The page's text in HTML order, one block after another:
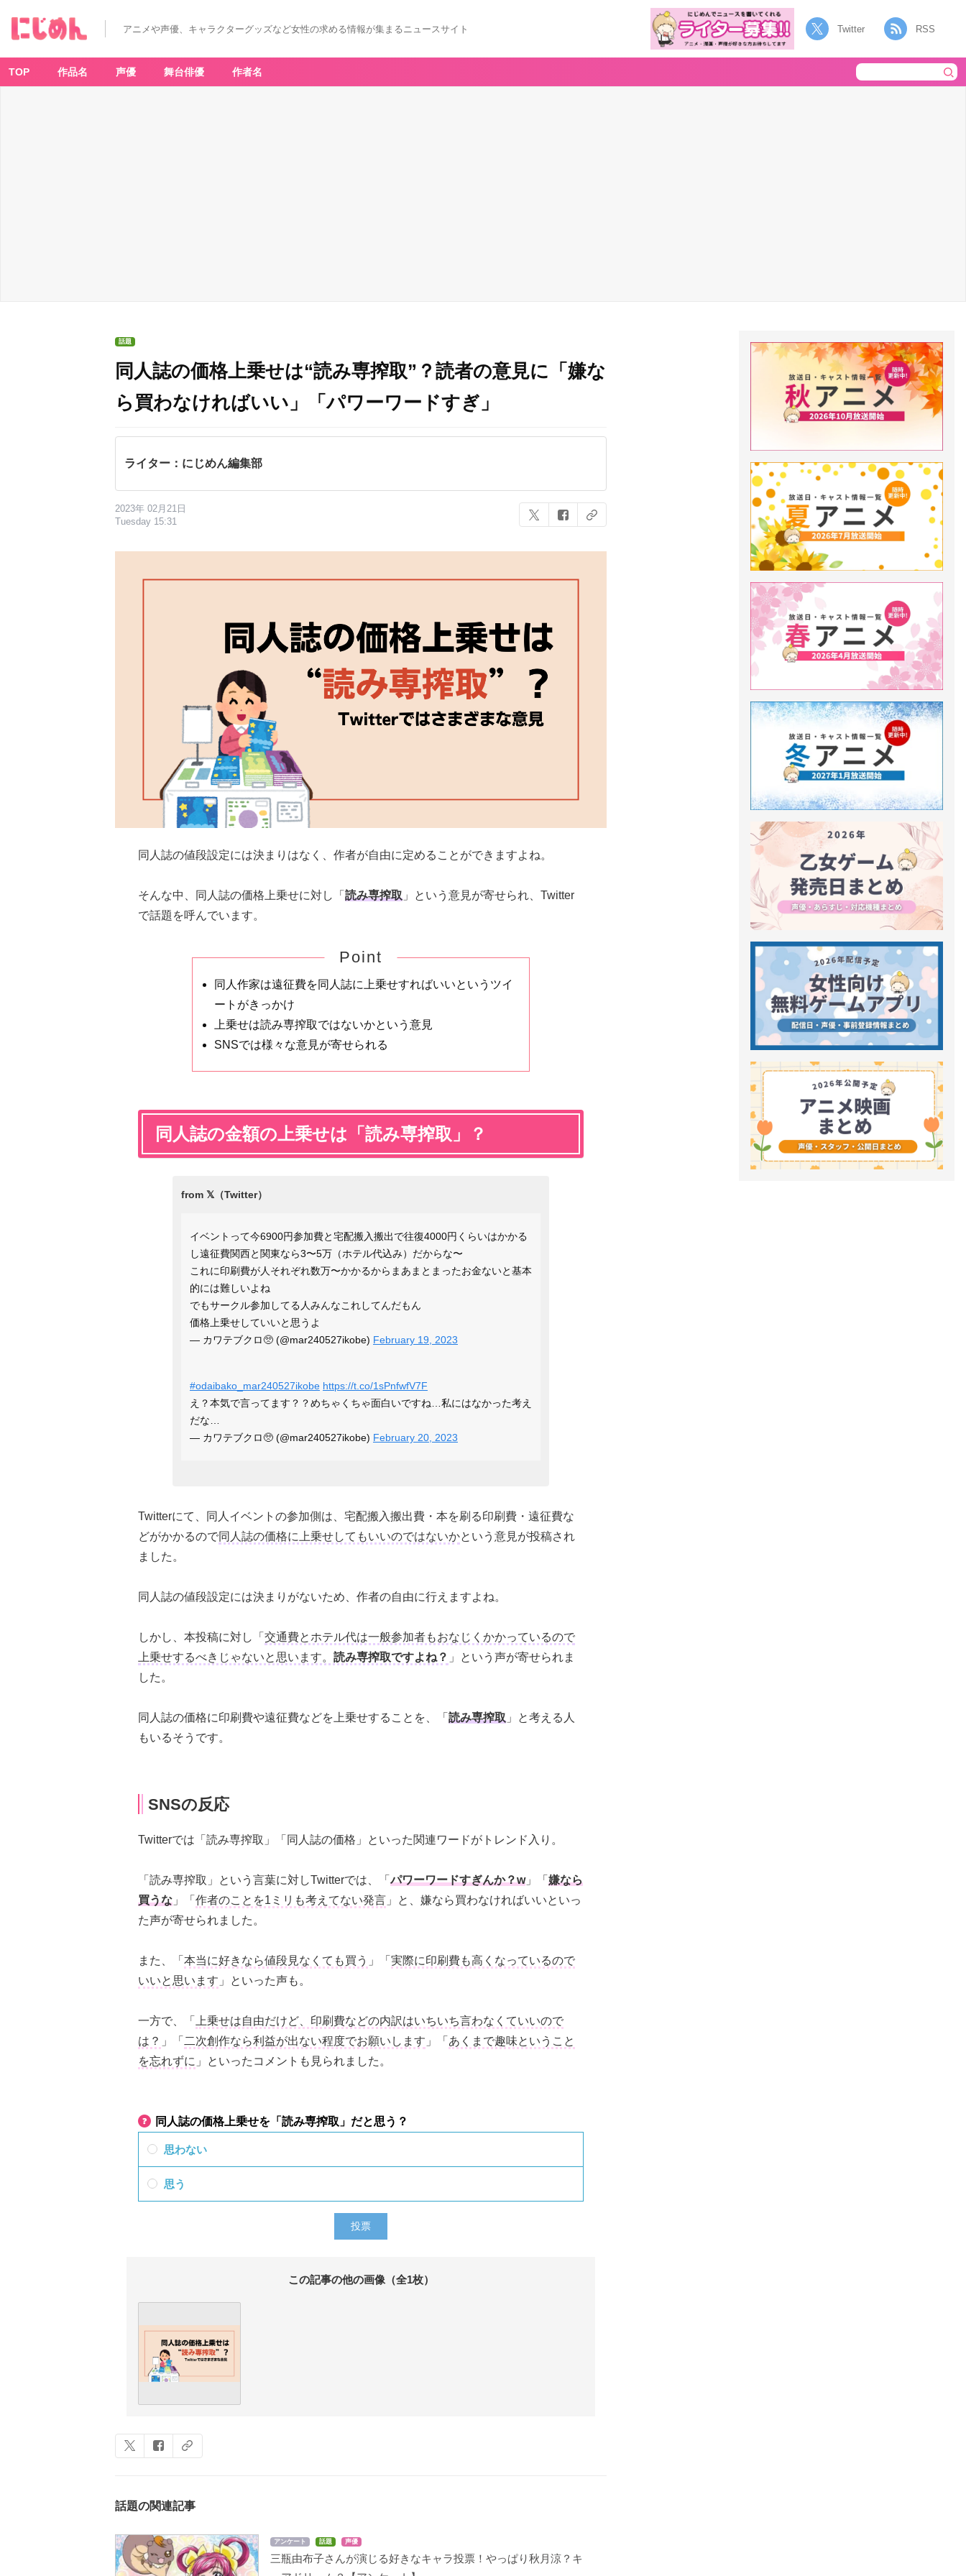
アニメや声優、キャラクターグッズなど女性の求める情報が集まるニュースサイト Twitter RSS
TOP 作品名 声優 舞台俳優 作者名
話題
同人誌の価格上乗せは“読み専搾取”？読者の意見に「嫌な
ら買わなければいい」「パワーワードすぎ」
ライター：にじめん編集部
2023年 02月21日
Tuesday 15:31
同人誌の値段設定には決まりはなく、作者が自由に定めることができますよね。
そんな中、同人誌の価格上乗せに対し「 読み専搾取 」という意見が寄せられ、Twitter
で話題を呼んでいます。
Point
同人作家は遠征費を同人誌に上乗せすればいいというツイ
ートがきっかけ
上乗せは読み専搾取ではないかという意見
SNSでは様々な意見が寄せられる
同人誌の金額の上乗せは「読み専搾取」？
イベントって今6900円参加費と宅配搬入搬出で往復4000円くらいはかかる
し遠征費関西と関東なら3〜5万（ホテル代込み）だからな〜
これに印刷費が人それぞれ数万〜かかるからまあまとまったお金ないと基本
的には難しいよね
でもサークル参加してる人みんなこれしてんだもん
価格上乗せしていいと思うよ
— カワテブクロ🥺 (@mar240527ikobe) February 19, 2023
#odaibako_mar240527ikobe https://t.co/1sPnfwfV7F
え？本気で言ってます？？めちゃくちゃ面白いですね…私にはなかった考え
だな…
— カワテブクロ🥺 (@mar240527ikobe) February 20, 2023
Twitterにて、同人イベントの参加側は、宅配搬入搬出費・本を刷る印刷費・遠征費な
どがかかるので同人誌の価格に上乗せしてもいいのではないかという意見が投稿され
ました。
同人誌の値段設定には決まりがないため、作者の自由に行えますよね。
しかし、本投稿に対し「 交通費とホテル代は一般参加者もおなじくかかっているので
上乗せするべきじゃないと思います。 読み専搾取ですよね？ 」という声が寄せられま
した。
同人誌の価格に印刷費や遠征費などを上乗せすることを、「 読み専搾取 」と考える人
もいるそうです。
SNSの反応
Twitterでは「読み専搾取」「同人誌の価格」といった関連ワードがトレンド入り。
「読み専搾取」という言葉に対しTwitterでは、「パワーワードすぎんか？w」「 嫌なら
買うな 」「 作者のことを1ミリも考えてない発言 」と、嫌なら買わなければいいといっ
た声が寄せられました。
また、「 本当に好きなら値段見なくても買う 」「 実際に印刷費も高くなっているので
いいと思います 」といった声も。
一方で、「
上乗せは自由だけど、印刷費などの内訳はいちいち言わなくていいので
は？ 」「 二次創作なら利益が出ない程度でお願いします 」「 あくまで趣味ということ
を忘れずに 」といったコメントも見られました。
同人誌の価格上乗せを「読み専搾取」だと思う？
思わない
思う
この記事の他の画像（全1枚）
話題の関連記事
アンケート 話題 声優
三瓶由布子さんが演じる好きなキャラ投票！やっぱり秋月涼？キ